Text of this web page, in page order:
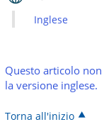
Inglese
Questo articolo
la versione inglese.
Torna all'inizio